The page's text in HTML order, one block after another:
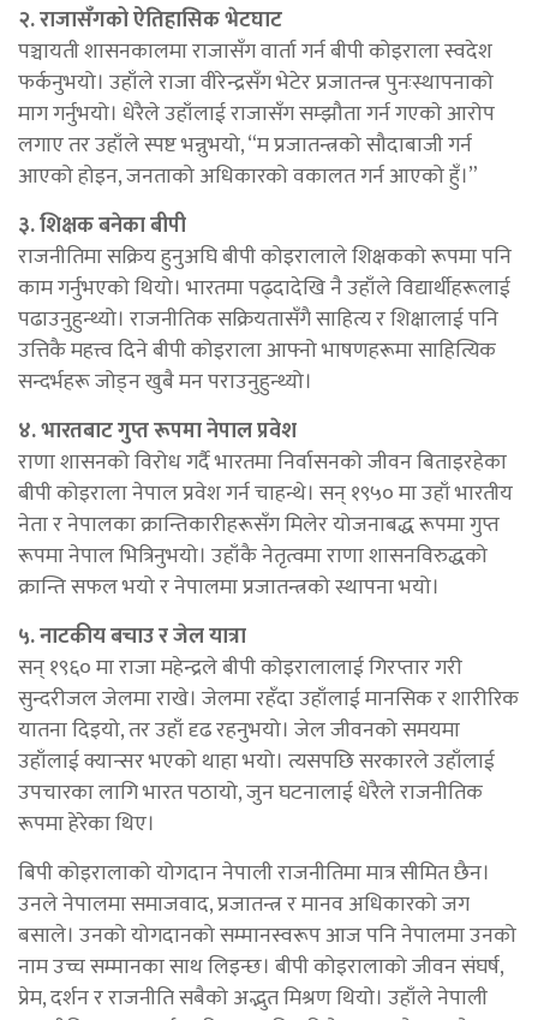
२. राजासँगको ऐतिहासिक भेटघाट
पञ्चायती शासनकालमा राजासँग वार्ता गर्न बीपी कोइराला स्वदेश
फर्कनुभयो। उहाँले राजा वीरेन्द्रसँग भेटेर प्रजातन्त्र पुनःस्थापनाको
माग गर्नुभयो। धेरैले उहाँलाई राजासँग सम्झौता गर्न गएकाे आरोप
लगाए तर उहाँले स्पष्ट भन्नुभयो, “म प्रजातन्त्रको सौदाबाजी गर्न
आएको होइन, जनताको अधिकारको वकालत गर्न आएको हुँ।”
३. शिक्षक बनेका बीपी
राजनीतिमा सक्रिय हुनुअघि बीपी कोइरालाले शिक्षकको रूपमा पनि
काम गर्नुभएको थियो। भारतमा पढ्दादेखि नै उहाँले विद्यार्थीहरूलाई
पढाउनुहुन्थ्यो। राजनीतिक सक्रियतासँगै साहित्य र शिक्षालाई पनि
उत्तिकै महत्त्व दिने बीपी कोइराला आफ्नो भाषणहरूमा साहित्यिक
सन्दर्भहरू जोड्न खुबै मन पराउनुहुन्थ्यो।
४. भारतबाट गुप्त रूपमा नेपाल प्रवेश
राणा शासनको विरोध गर्दै भारतमा निर्वासनको जीवन बिताइरहेका
बीपी कोइराला नेपाल प्रवेश गर्न चाहन्थे। सन् १९५० मा उहाँ भारतीय
नेता र नेपालका क्रान्तिकारीहरूसँग मिलेर योजनाबद्ध रूपमा गुप्त
रूपमा नेपाल भित्रिनुभयो। उहाँकै नेतृत्वमा राणा शासनविरुद्धको
क्रान्ति सफल भयो र नेपालमा प्रजातन्त्रको स्थापना भयो।
५. नाटकीय बचाउ र जेल यात्रा
सन् १९६० मा राजा महेन्द्रले बीपी कोइरालालाई गिरप्तार गरी
सुन्दरीजल जेलमा राखे। जेलमा रहँदा उहाँलाई मानसिक र शारीरिक
यातना दिइयो, तर उहाँ दृढ रहनुभयो। जेल जीवनको समयमा
उहाँलाई क्यान्सर भएको थाहा भयो। त्यसपछि सरकारले उहाँलाई
उपचारका लागि भारत पठायो, जुन घटनालाई धेरैले राजनीतिक
रूपमा हेरेका थिए।
बिपी कोइरालाको योगदान नेपाली राजनीतिमा मात्र सीमित छैन।
उनले नेपालमा समाजवाद, प्रजातन्त्र र मानव अधिकारको जग
बसाले। उनको योगदानको सम्मानस्वरूप आज पनि नेपालमा उनको
नाम उच्च सम्मानका साथ लिइन्छ। बीपी कोइरालाको जीवन संघर्ष,
प्रेम, दर्शन र राजनीति सबैको अद्भुत मिश्रण थियो। उहाँले नेपाली